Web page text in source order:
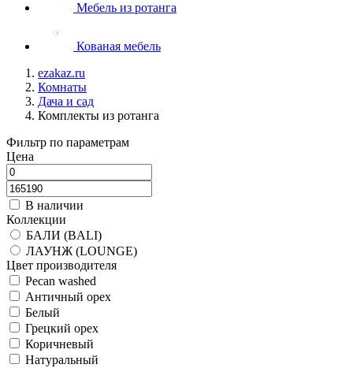
Мебель из ротанга
Кованая мебель
ezakaz.ru
Комнаты
Дача и сад
Комплекты из ротанга
Фильтр по параметрам
Цена
В наличии
Коллекции
БАЛИ (BALI)
ЛАУНЖ (LOUNGE)
Цвет производителя
Pecan washed
Античный орех
Белый
Грецкий орех
Коричневый
Натуральный